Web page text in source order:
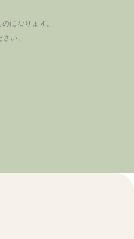
になります。
い。